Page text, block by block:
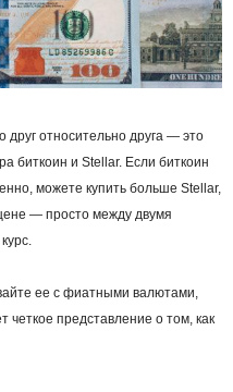
друг относительно друга — это
биткоин и Stellar. Если биткоин
можете купить больше Stellar,
— просто между двумя
.
ее с фиатными валютами,
представление о том, как